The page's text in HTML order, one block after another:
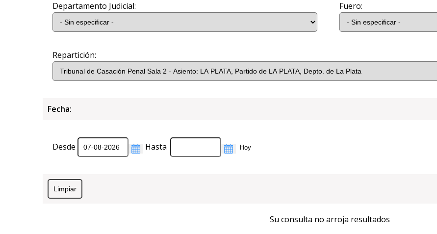
Departamento Judicial: Fuero:
Repartición:
Fecha:
Desde Hasta
Su consulta no arroja resultados